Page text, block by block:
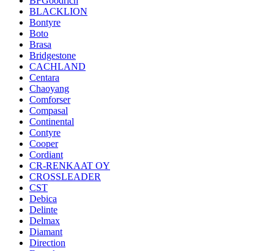
BLACKLION
Bontyre
Boto
Brasa
Bridgestone
CACHLAND
Centara
Chaoyang
Comforser
Compasal
Continental
Contyre
Cooper
Cordiant
CR-RENKAAT OY
CROSSLEADER
CST
Debica
Delinte
Delmax
Diamant
Direction